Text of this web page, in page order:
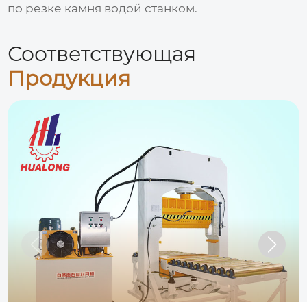
по резке камня водой станком.
Соответствующая
Продукция